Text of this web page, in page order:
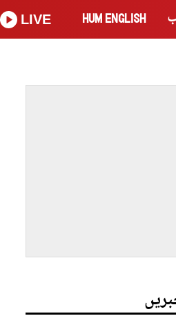
HUM ENGLISH
LIVE